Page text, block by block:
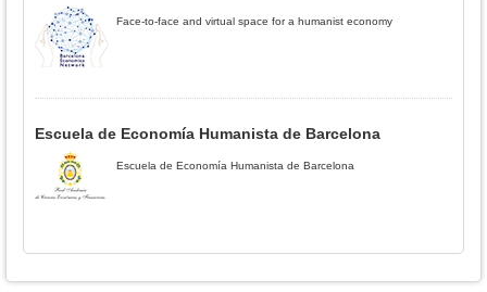
Face-to-face and virtual space for a humanist economy
Escuela de Economía Humanista de Barcelona
Escuela de Economía Humanista de Barcelona